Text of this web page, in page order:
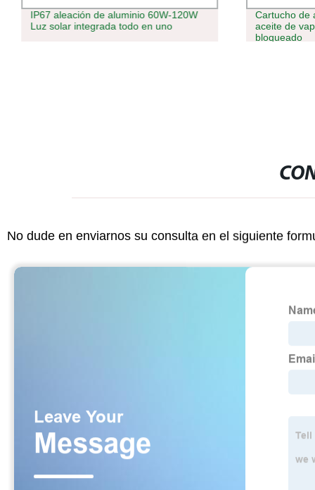
IP67 aleación de aluminio 60W-120W
Luz solar integrada todo en uno
Cartucho de
aceite de
bloqueado
No dude en enviarnos su consulta en el siguiente